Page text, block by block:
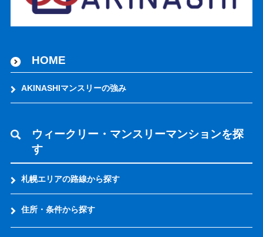
HOME
AKINASHIマンスリーの強み
ウィークリー・マンスリーマンションを探
す
札幌エリアの路線から探す
住所・条件から探す